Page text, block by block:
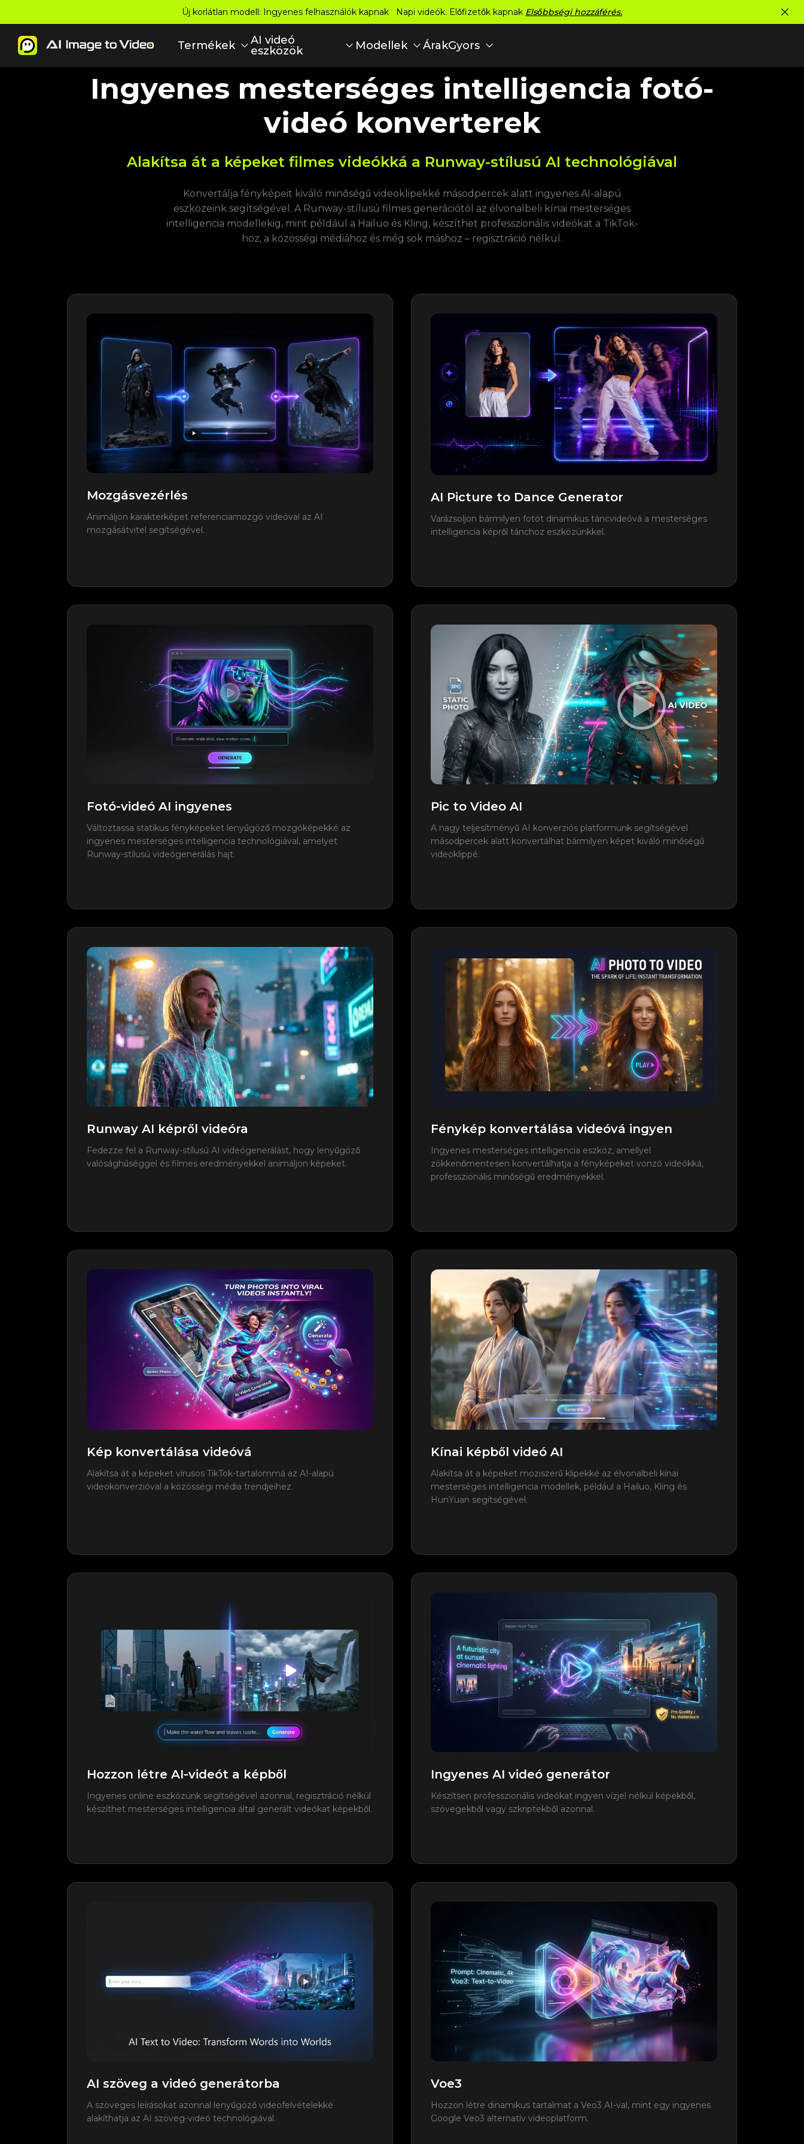
Új korlátlan modell: Ingyenes felhasználók kapnak Napi videók. Előfizetők kapnak Elsőbbségi hozzáférés.
Termékek
AI videó
eszközök
Modellek ÁrakGyors
Ingyenes mesterséges intelligencia fotó-
videó konverterek
Alakítsa át a képeket filmes videókká a Runway-stílusú AI technológiával
Konvertálja fényképeit kiváló minőségű videoklipekké másodpercek alatt ingyenes AI-alapú
eszközeink segítségével. A Runway-stílusú filmes generációtól az élvonalbeli kínai mesterséges
intelligencia modellekig, mint például a Hailuo és Kling, készíthet professzionális videókat a TikTok-
hoz, a közösségi médiához és még sok máshoz – regisztráció nélkül.
Mozgásvezérlés
Animáljon karakterképet referenciamozgó videóval az AI
mozgásátvitel segítségével.
AI Picture to Dance Generator
Varázsoljon bármilyen fotót dinamikus táncvideóvá a mesterséges
intelligencia képről tánchoz eszközünkkel.
Fotó-videó AI ingyenes
Változtassa statikus fényképeket lenyűgöző mozgóképekké az
ingyenes mesterséges intelligencia technológiával, amelyet
Runway-stílusú videógenerálás hajt.
Pic to Video AI
A nagy teljesítményű AI konverziós platformunk segítségével
másodpercek alatt konvertálhat bármilyen képet kiváló minőségű
videoklippé.
Runway AI képről videóra
Fedezze fel a Runway-stílusú AI videógenerálást, hogy lenyűgöző
valósághűséggel és filmes eredményekkel animáljon képeket.
Fénykép konvertálása videóvá ingyen
Ingyenes mesterséges intelligencia eszköz, amellyel
zökkenőmentesen konvertálhatja a fényképeket vonzó videókká,
professzionális minőségű eredményekkel.
Kép konvertálása videóvá
Alakítsa át a képeket vírusos TikTok-tartalommá az AI-alapú
videokonverzióval a közösségi média trendjeihez.
Kínai képből videó AI
Alakítsa át a képeket moziszerű klipekké az élvonalbeli kínai
mesterséges intelligencia modellek, például a Hailuo, Kling és
HunYuan segítségével.
Hozzon létre AI-videót a képből
Ingyenes online eszközünk segítségével azonnal, regisztráció nélkül
készíthet mesterséges intelligencia által generált videókat képekből.
Ingyenes AI videó generátor
Készítsen professzionális videókat ingyen vízjel nélkül képekből,
szövegekből vagy szkriptekből azonnal.
AI szöveg a videó generátorba
A szöveges leírásokat azonnal lenyűgöző videofelvételekké
alakíthatja az AI szöveg-videó technológiával.
Voe3
Hozzon létre dinamikus tartalmat a Veo3 AI-val, mint egy ingyenes
Google Veo3 alternatív videoplatform.